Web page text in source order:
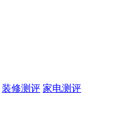
装修测评 家电测评